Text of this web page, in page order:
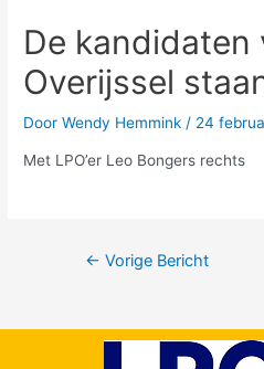
De kandidaten
Overijssel
DoorWendy Hemmink/ 24
Met LPO’er Leo Bongers rechts
← Vorige Bericht